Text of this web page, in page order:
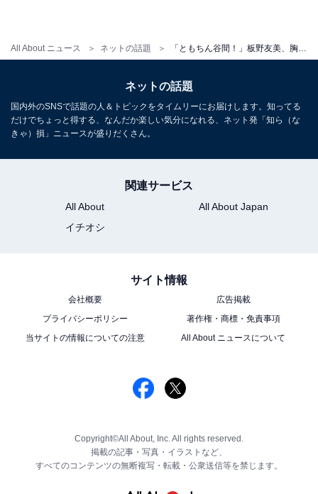
All About ニュース ネットの話題
ネットの話題
国内外のSNSで話題の人＆トピックをタイムリーにお届けします。知ってる
だけでちょっと得する、なんだか楽しい気分になれる、ネット発「知ら（な
きゃ）損」ニュースが盛りだくさん。
関連サービス
All About
All About Japan
イチオシ
サイト情報
会社概要
広告掲載
プライバシーポリシー
著作権・商標・免責事項
当サイトの情報についての注意
All About ニュースについて
Copyright©All About, Inc. All rights reserved.
掲載の記事・写真・イラストなど、
すべてのコンテンツの無断複写・転載・公衆送信等を禁じます。